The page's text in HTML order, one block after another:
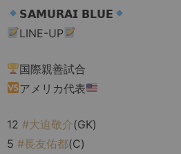
𝗦𝗔𝗠𝗨𝗥𝗔𝗜 𝗕𝗟𝗨𝗘
LINE-UP
国際親善試合
アメリカ代表
12 #大迫敬介(GK)
5 #長友佑都(C)